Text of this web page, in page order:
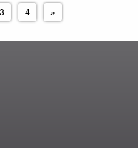
3 4 »